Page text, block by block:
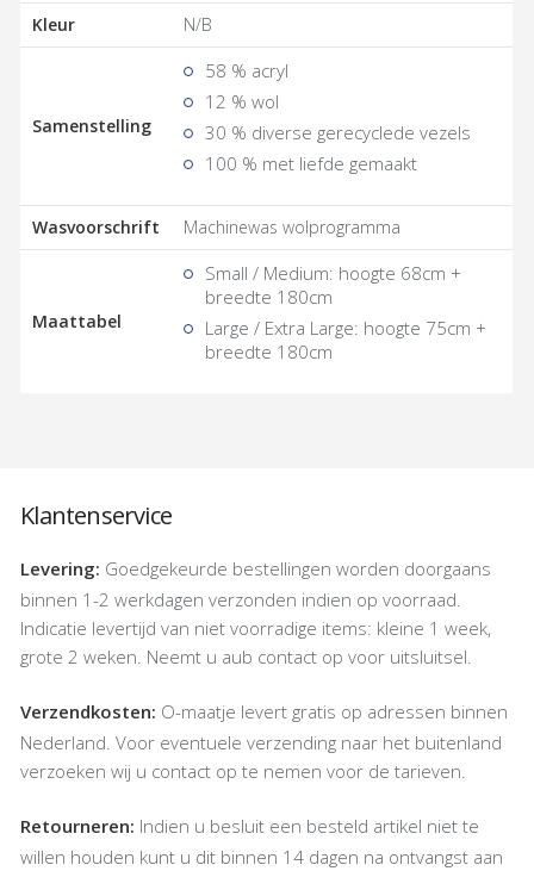
Kleur N/B
Samenstelling
58 % acryl
12 % wol
30 % diverse gerecyclede vezels
100 % met liefde gemaakt
Wasvoorschrift Machinewas wolprogramma
Maattabel
Small / Medium: hoogte 68cm +
breedte 180cm
Large / Extra Large: hoogte 75cm +
breedte 180cm
Klantenservice
Levering: Goedgekeurde bestellingen worden doorgaans
binnen 1-2 werkdagen verzonden indien op voorraad.
Indicatie levertijd van niet voorradige items: kleine 1 week,
grote 2 weken. Neemt u aub contact op voor uitsluitsel.
Verzendkosten: O-maatje levert gratis op adressen binnen
Nederland. Voor eventuele verzending naar het buitenland
verzoeken wij u contact op te nemen voor de tarieven.
Retourneren: Indien u besluit een besteld artikel niet te
willen houden kunt u dit binnen 14 dagen na ontvangst aan